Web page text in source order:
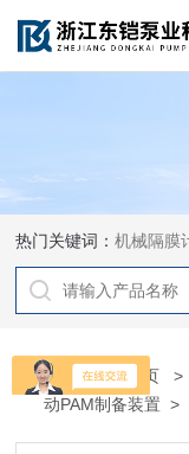
热门关键词：机械隔膜
当前位置：首页 >
动PAM制备装置 >